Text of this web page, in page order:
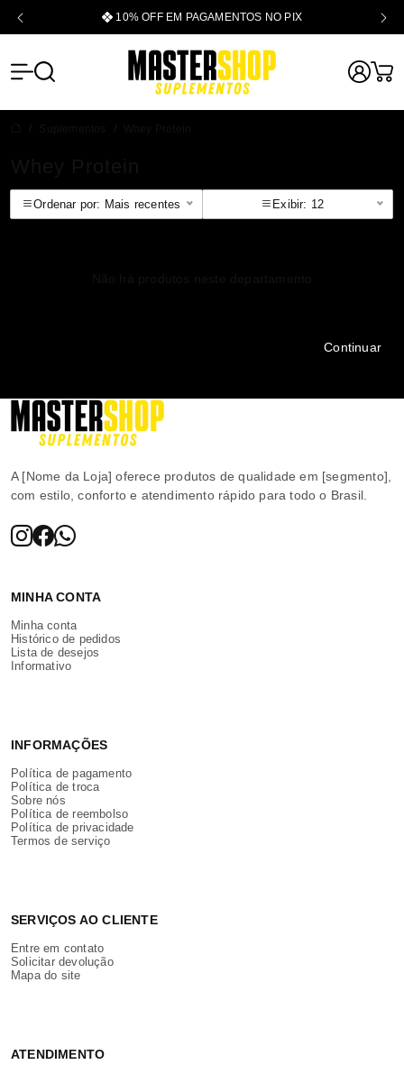
10% OFF EM PAGAMENTOS NO PIX
Ordenar por: Mais recentes Exibir: 12
Continuar
A [Nome da Loja] oferece produtos de qualidade em [segmento],
com estilo, conforto e atendimento rápido para todo o Brasil.
MINHA CONTA
Minha conta
Histórico de pedidos
Lista de desejos
Informativo
INFORMAÇÕES
Política de pagamento
Política de troca
Sobre nós
Política de reembolso
Política de privacidade
Termos de serviço
SERVIÇOS AO CLIENTE
Entre em contato
Solicitar devolução
Mapa do site
ATENDIMENTO